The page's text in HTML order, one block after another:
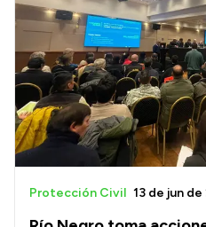
Protección Civil 13 de jun